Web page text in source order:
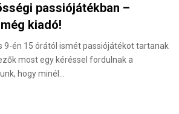
passiójátékban –
kiadó!
9-én 15 órától ismét passiójátékot tartanak
most egy kéréssel fordulnak a
hogy minél…